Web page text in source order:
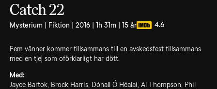
Catch 22
Mysterium | Fiktion | 2016 | 1h 31m | 15 år 4.6
Fem vänner kommer tillsammans till en avskedsfest tillsammans
med en tjej som oförklarligt har dött.
Med:
Jayce Bartok, Brock Harris, Dónall Ó Héalai, Al Thompson, Phil